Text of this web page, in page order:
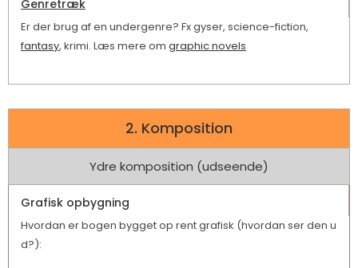
Genretræk
Er der brug af en undergenre? Fx gyser, science-fiction,
fantasy, krimi. Læs mere om graphic novels
2. Komposition
Ydre komposition (udseende)
Grafisk opbygning
Hvordan er bogen bygget op rent grafisk (hvordan ser den u
d?):